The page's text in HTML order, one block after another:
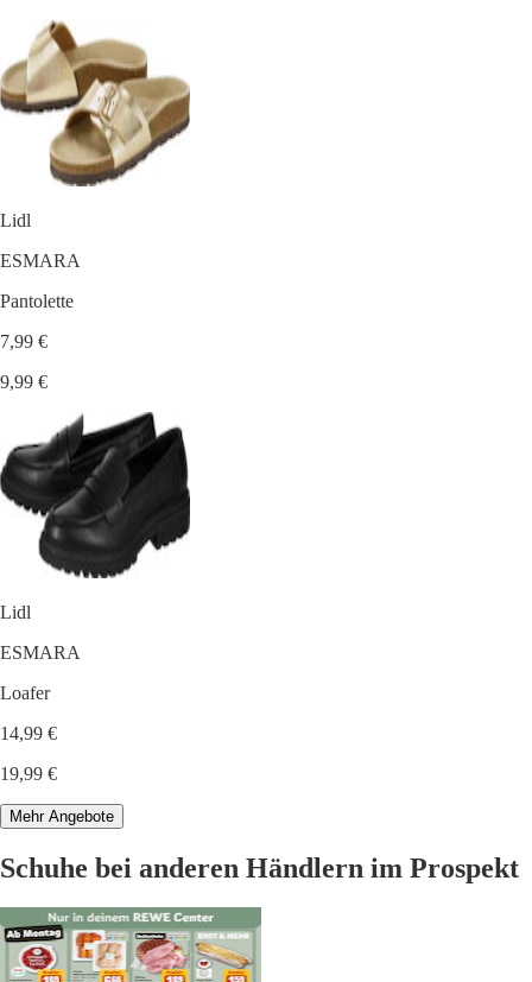
Lidl
ESMARA
Pantolette
7,99 €
9,99 €
Lidl
ESMARA
Loafer
14,99 €
19,99 €
Mehr Angebote
Schuhe bei anderen Händlern im Prospekt